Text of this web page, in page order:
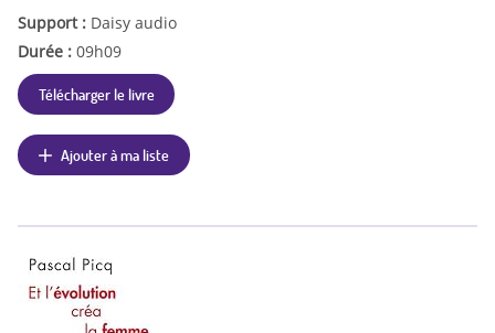
Support : Daisy audio
Durée : 09h09
Télécharger le livre
Ajouter à ma liste